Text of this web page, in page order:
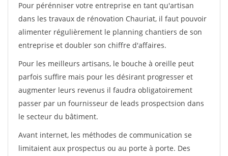
Pour pérénniser votre entreprise en tant qu'artisan
dans les travaux de rénovation Chauriat, il faut pouvoir
alimenter régulièrement le planning chantiers de son
entreprise et doubler son chiffre d'affaires.
Pour les meilleurs artisans, le bouche à oreille peut
parfois suffire mais pour les désirant progresser et
augmenter leurs revenus il faudra obligatoirement
passer par un fournisseur de leads prospectsion dans
le secteur du bâtiment.
Avant internet, les méthodes de communication se
limitaient aux prospectus ou au porte à porte. Des